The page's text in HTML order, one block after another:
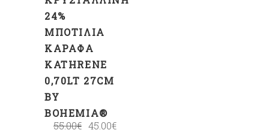
24%
ΜΠΟΤΊΛΙΑ
ΚΑΡΆΦΑ
KATHRENE
0,70LT 27CM
BY
BOHEMIA®
55.00€ 45.00€